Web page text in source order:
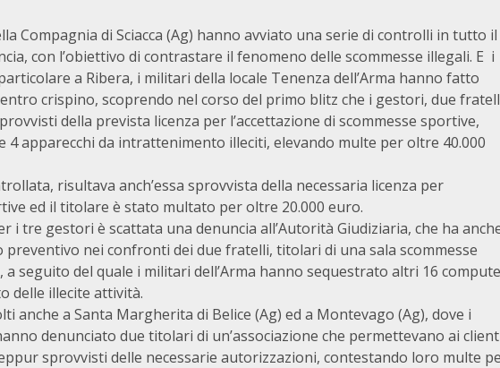
Compagnia di Sciacca (Ag) hanno avviato una serie di controlli in tutto il
con l’obiettivo di contrastare il fenomeno delle scommesse illegali. E i
a Ribera, i militari della locale Tenenza dell’Arma hanno fatto
crispino, scoprendo nel corso del primo blitz che i gestori, due
della prevista licenza per l’accettazione di scommesse sportive,
4 apparecchi da intrattenimento illeciti, elevando multe per oltre 40.000
risultava anch’essa sprovvista della necessaria licenza per
ed il titolare è stato multato per oltre 20.000 euro.
i tre gestori è scattata una denuncia all’Autorità Giudiziaria, che ha
preventivo nei confronti dei due fratelli, titolari di una sala scommesse
seguito del quale i militari dell’Arma hanno sequestrato altri 16
delle illecite attività.
anche a Santa Margherita di Belice (Ag) ed a Montevago (Ag), dove i
denunciato due titolari di un’associazione che permettevano ai
sprovvisti delle necessarie autorizzazioni, contestando loro multe